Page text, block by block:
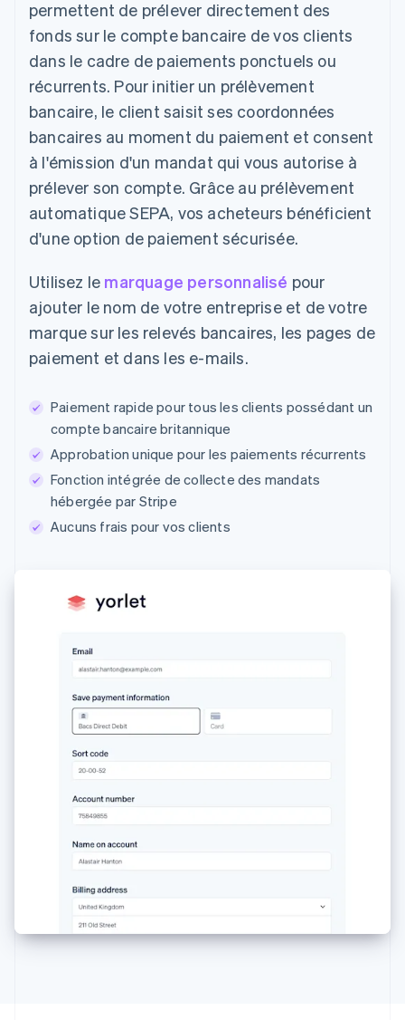
permettent de prélever directement des
fonds sur le compte bancaire de vos clients
dans le cadre de paiements ponctuels ou
récurrents. Pour initier un prélèvement
bancaire, le client saisit ses coordonnées
bancaires au moment du paiement et consent
à l'émission d'un mandat qui vous autorise à
prélever son compte. Grâce au prélèvement
automatique SEPA, vos acheteurs bénéficient
d'une option de paiement sécurisée.
Utilisez le marquage personnalisé pour
ajouter le nom de votre entreprise et de votre
marque sur les relevés bancaires, les pages de
paiement et dans les e-mails.
Paiement rapide pour tous les clients possédant un
compte bancaire britannique
Approbation unique pour les paiements récurrents
Fonction intégrée de collecte des mandats
hébergée par Stripe
Aucuns frais pour vos clients